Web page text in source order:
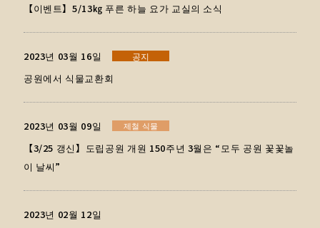
【이벤트】5/13㎏ 푸른 하늘 요가 교실의 소식
2023년 03월 16일 공지
공원에서 식물교환회
2023년 03월 09일 제철 식물
【3/25 갱신】도립공원 개원 150주년 3월은 “모두 공원 꽃꽃놀
이 날씨”
2023년 02월 12일